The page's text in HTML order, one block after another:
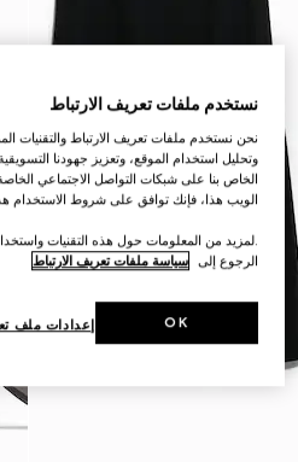
نستخدم ملفات تعريف الارتباط
نحن نستخدم ملفات تعريف الارتباط والتقنيات
وتحليل استخدام الموقع، وتعزيز جهودنا
الخاص بنا على شبكات التواصل الاجتماعي
الويب هذا، فإنك توافق على شروط الاستخدام
.لمزيد من المعلومات حول هذه التقنيات
الرجوع إلى سياسة ملفات تعريف الارتباط
إعدادات ملف OK